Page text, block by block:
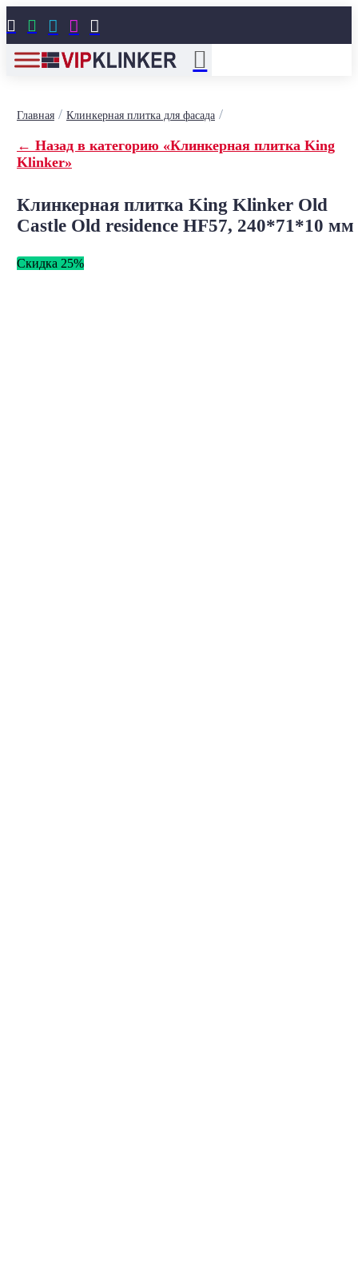
    
Главная/ Клинкерная плитка для фасада/
← Назад в категорию «Клинкерная плитка King
Klinker»
Клинкерная плитка King Klinker Old
Castle Old residence HF57, 240*71*10 мм
Скидка 25%